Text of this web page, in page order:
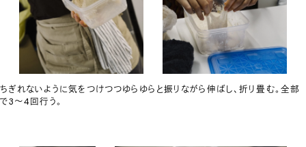
ちぎれないように気をつけつつゆらゆらと振りながら伸ばし、折り畳む。全部
で3〜4回行う。